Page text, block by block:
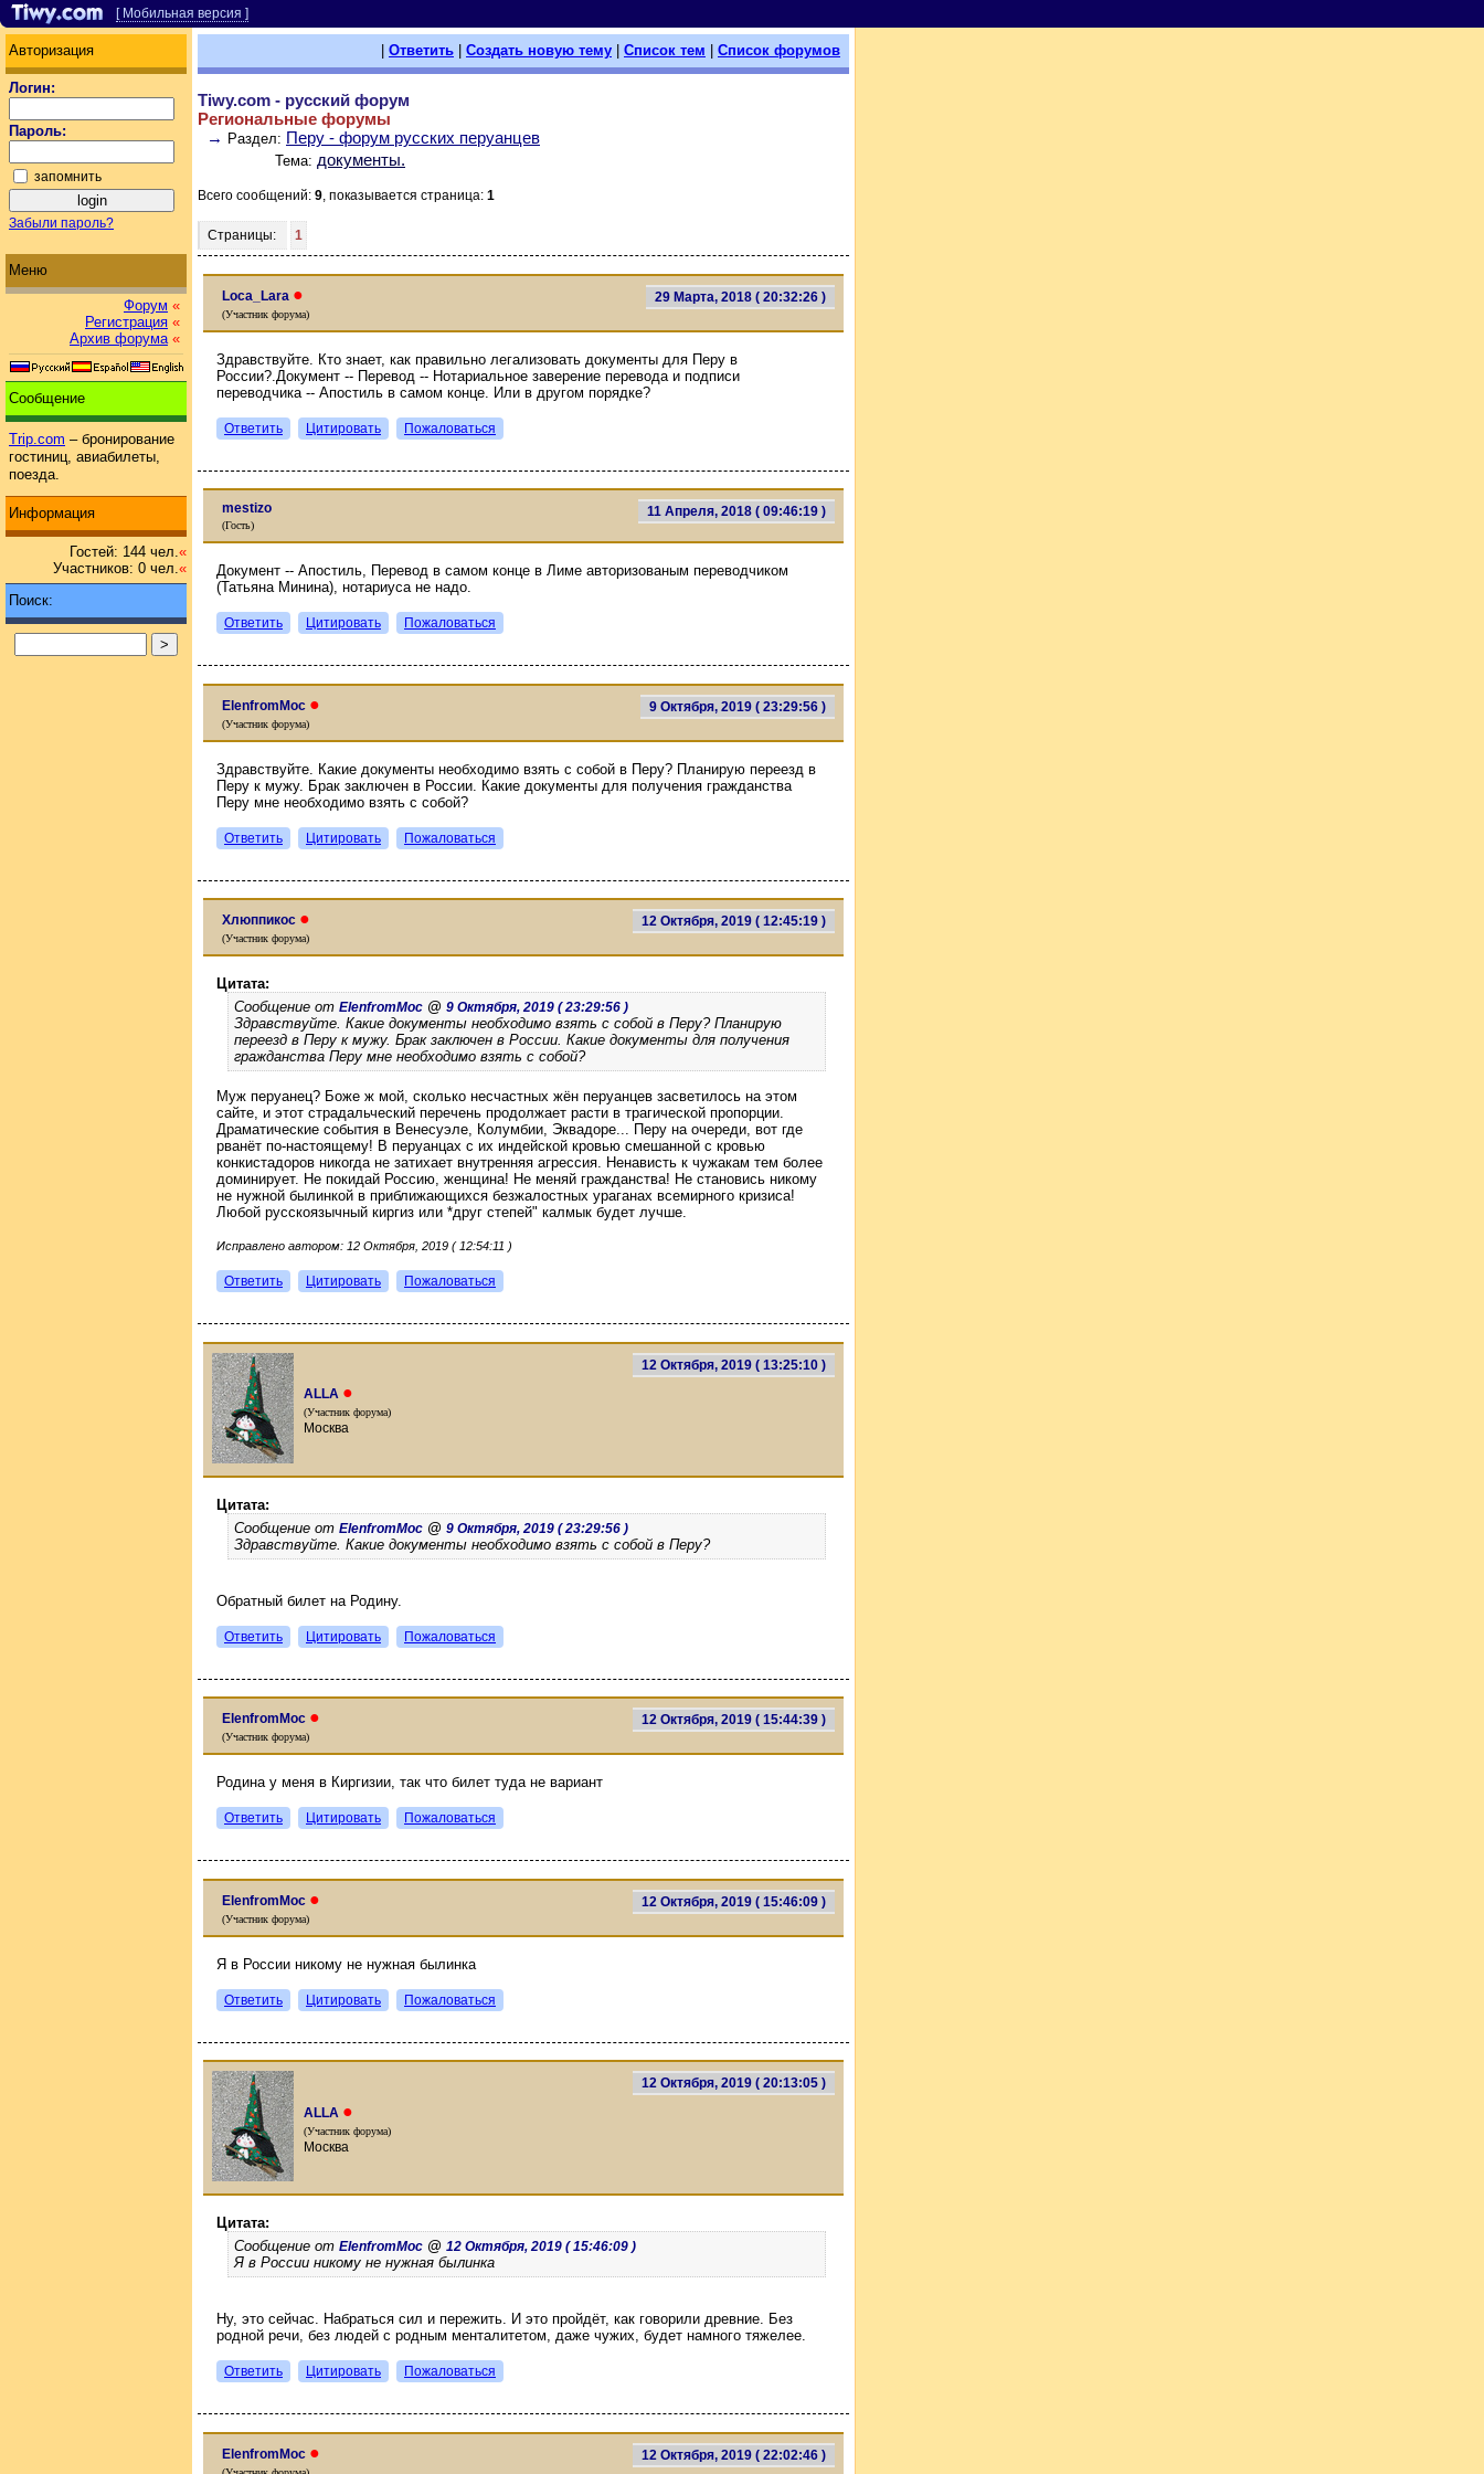
[ Мобильная версия ]
Авторизация
Логин:
Пароль:
запомнить
Забыли пароль?
Меню
Форум «
Регистрация «
Архив форума «
Сообщение
Trip.com – бронирование
гостиниц, авиабилеты,
поезда.
Информация
Гостей: 144 чел.«
Участников: 0 чел.«
Поиск:
Ответить Создать новую тему Список тем Список форумов
Tiwy.com - русский форум
Региональные форумы
→ Раздел: Перу - форум русских перуанцев
Тема: документы.
Всего сообщений: 9, показывается страница: 1
Страницы: 1
29 Марта, 2018 ( 20:32:26 )
Loca_Lara ●
(Участник форума)
Здравствуйте. Кто знает, как правильно легализовать документы для Перу в
России?.Документ -- Перевод -- Нотариальное заверение перевода и подписи
переводчика -- Апостиль в самом конце. Или в другом порядке?
Ответить Цитировать Пожаловаться
11 Апреля, 2018 ( 09:46:19 )
mestizo
(Гость)
Документ -- Апостиль, Перевод в самом конце в Лиме авторизованым переводчиком
(Татьяна Минина), нотариуса не надо.
Ответить Цитировать Пожаловаться
9 Октября, 2019 ( 23:29:56 )
ElenfromMoc ●
(Участник форума)
Здравствуйте. Какие документы необходимо взять с собой в Перу? Планирую переезд в
Перу к мужу. Брак заключен в России. Какие документы для получения гражданства
Перу мне необходимо взять с собой?
Ответить Цитировать Пожаловаться
12 Октября, 2019 ( 12:45:19 )
Хлюппикос ●
(Участник форума)
Цитата:
Сообщение от ElenfromMoc @ 9 Октября, 2019 ( 23:29:56 )
Здравствуйте. Какие документы необходимо взять с собой в Перу? Планирую
переезд в Перу к мужу. Брак заключен в России. Какие документы для получения
гражданства Перу мне необходимо взять с собой?
Муж перуанец? Боже ж мой, сколько несчастных жён перуанцев засветилось на этом
сайте, и этот страдальческий перечень продолжает расти в трагической пропорции.
Драматические события в Венесуэле, Колумбии, Эквадоре... Перу на очереди, вот где
рванёт по-настоящему! В перуанцах с их индейской кровью смешанной с кровью
конкистадоров никогда не затихает внутренняя агрессия. Ненависть к чужакам тем более
доминирует. Не покидай Россию, женщина! Не меняй гражданства! Не становись никому
не нужной былинкой в приближающихся безжалостных ураганах всемирного кризиса!
Любой русскоязычный киргиз или *друг степей" калмык будет лучше.
Исправлено автором: 12 Октября, 2019 ( 12:54:11 )
Ответить Цитировать Пожаловаться
12 Октября, 2019 ( 13:25:10 )
ALLA ●
(Участник форума)
Москва
Цитата:
Сообщение от ElenfromMoc @ 9 Октября, 2019 ( 23:29:56 )
Здравствуйте. Какие документы необходимо взять с собой в Перу?
Обратный билет на Родину.
Ответить Цитировать Пожаловаться
12 Октября, 2019 ( 15:44:39 )
ElenfromMoc ●
(Участник форума)
Родина у меня в Киргизии, так что билет туда не вариант
Ответить Цитировать Пожаловаться
12 Октября, 2019 ( 15:46:09 )
ElenfromMoc ●
(Участник форума)
Я в России никому не нужная былинка
Ответить Цитировать Пожаловаться
12 Октября, 2019 ( 20:13:05 )
ALLA ●
(Участник форума)
Москва
Цитата:
Сообщение от ElenfromMoc @ 12 Октября, 2019 ( 15:46:09 )
Я в России никому не нужная былинка
Ну, это сейчас. Набраться сил и пережить. И это пройдёт, как говорили древние. Без
родной речи, без людей с родным менталитетом, даже чужих, будет намного тяжелее.
Ответить Цитировать Пожаловаться
12 Октября, 2019 ( 22:02:46 )
ElenfromMoc ●